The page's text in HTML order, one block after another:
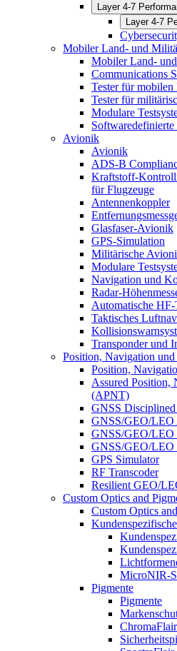
Layer 4-7
Layer 4-7
Mobiler Land- und
Mobiler Land-
Communications
Tester für
Tester für
Modulare
Softwaredefinierte
Avionik
Avionik
ADS-B
Kraftstoff-
für Flugzeuge
Antennenkoppler
Glasfaser-Avionik
GPS-Simulation
Militärische
Modulare
Navigation und
Radar-
Automatische
Taktisches
Transponder und
Position, Navigation
Position,
Assured Position,
(APNT)
GNSS
GNSS/GEO/LEO
GNSS/GEO/LEO
GNSS/GEO/LEO
GPS Simulator
RF Transcoder
Resilient GEO/
Custom Optics and
Custom Optics
MicroNIR-
Pigmente
Pigmente